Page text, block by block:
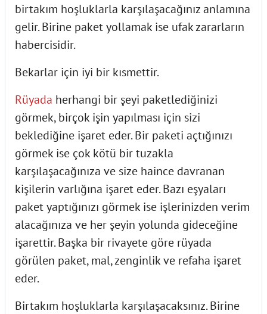
birtakım hoşluklarla karşılaşacağınız anlamına
gelir. Birine paket yollamak ise ufak zararların
habercisidir.
Bekarlar için iyi bir kısmettir.
Rüyada herhangi bir şeyi paketlediğinizi
görmek, birçok işin yapılması için sizi
beklediğine işaret eder. Bir paketi açtığınızı
görmek ise çok kötü bir tuzakla
karşılaşacağınıza ve size haince davranan
kişilerin varlığına işaret eder. Bazı eşyaları
paket yaptığınızı görmek ise işlerinizden verim
alacağınıza ve her şeyin yolunda gideceğine
işarettir. Başka bir rivayete göre rüyada
görülen paket, mal, zenginlik ve refaha işaret
eder.
Birtakım hoşluklarla karşılaşacaksınız. Birine